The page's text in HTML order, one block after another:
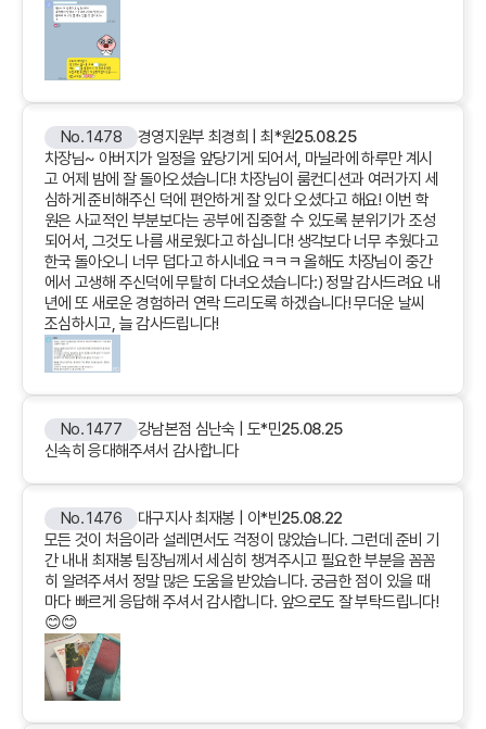
No. 1478 경영지원부 최경희 | 최*원25.08.25
차장님~ 아버지가 일정을 앞당기게 되어서, 마닐라에 하루만 계시
고 어제 밤에 잘 돌아오셨습니다! 차장님이 룸컨디션과 여러가지 세
심하게 준비해주신 덕에 편안하게 잘 있다 오셨다고 해요! 이번 학
원은 사교적인 부분보다는 공부에 집중할 수 있도록 분위기가 조성
되어서, 그것도 나름 새로웠다고 하십니다! 생각보다 너무 추웠다고
한국 돌아오니 너무 덥다고 하시네요ㅋㅋㅋ 올해도 차장님이 중간
에서 고생해 주신덕에 무탈히 다녀오셨습니다:) 정말 감사드려요 내
년에 또 새로운 경험하러 연락 드리도록 하겠습니다! 무더운 날씨
조심하시고, 늘 감사드립니다!
No. 1477 강남본점 심난숙 | 도*민25.08.25
신속히 응대해주셔서 감사합니다
No. 1476 대구지사 최재봉 | 이*빈25.08.22
모든 것이 처음이라 설레면서도 걱정이 많았습니다. 그런데 준비 기
간 내내 최재봉 팀장님께서 세심히 챙겨주시고 필요한 부분을 꼼꼼
히 알려주셔서 정말 많은 도움을 받았습니다. 궁금한 점이 있을 때
마다 빠르게 응답해 주셔서 감사합니다. 앞으로도 잘 부탁드립니다!
😊😊